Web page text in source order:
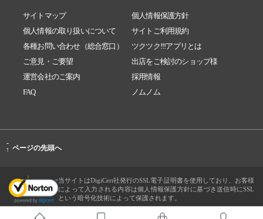
サイトマップ
個人情報保護方針
個人情報の取り扱いについて
サイトご利用規約
各種お問い合わせ（総合窓口）
ツクツク!!!アプリとは
ご意見・ご要望
出店をご検討のショップ様
運営会社のご案内
採用情報
FAQ
ノムノム
-
↑ ページの先頭へ
当サイトはDigiCert社発行のSSL電子証明書を使用しており、お客様
によって入力される内容は個人情報保護方針に基づき送信時にSSL
という暗号化技術によって保護されます。